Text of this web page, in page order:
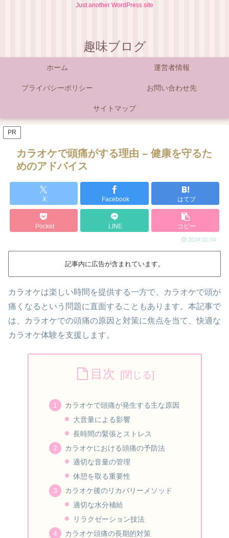
Just another WordPress site
趣味ブログ
ホーム 運営者情報
プライバシーポリシー お問い合わせ先
サイトマップ
PR
カラオケで頭痛がする理由 – 健康を守るた
めのアドバイス
X Facebook はてブ
Pocket LINE コピー
2024.01.04
記事内に広告が含まれています。
カラオケは楽しい時間を提供する一方で、カラオケで頭が
痛くなるという問題に直面することもあります。本記事で
は、カラオケでの頭痛の原因と対策に焦点を当て、快適な
カラオケ体験を支援します。
目次
カラオケで頭痛が発生する主な原因
大音量による影響
長時間の緊張とストレス
カラオケにおける頭痛の予防法
適切な音量の管理
休憩を取る重要性
カラオケ後のリカバリーメソッド
適切な水分補給
リラクゼーション技法
カラオケ頭痛の長期的対策